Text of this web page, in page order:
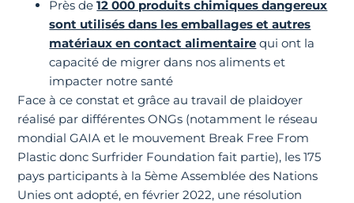
Près de12 000 produits chimiques dangereux
sont utilisés dans les emballages et autres
matériaux en contact alimentaire qui ont la
capacité de migrer dans nos aliments et
impacter notre santé
Face à ce constat et grâce au travail de plaidoyer
réalisé par différentes ONGs (notamment le réseau
mondial GAIA et le mouvement Break Free From
Plastic donc Surfrider Foundation fait partie), les 175
pays participants à la 5ème Assemblée des Nations
Unies ont adopté, en février 2022, une résolution